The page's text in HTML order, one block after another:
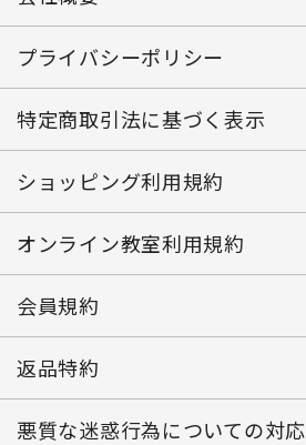
プライバシーポリシー
特定商取引法に基づく表示
ショッピング利用規約
オンライン教室利用規約
会員規約
返品特約
悪質な迷惑行為についての対応